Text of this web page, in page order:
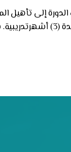
إلى تأهيل
للعمل بمهنة “سكرتيره” بمهارة عالية من خلال تزويدها بمجموعة من المعارف والمهارات التي تركز على أعمال